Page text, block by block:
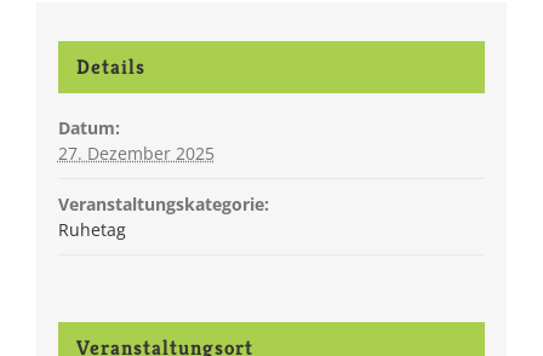
Details
Datum:
27. Dezember 2025
Veranstaltungskategorie:
Ruhetag
Veranstaltungsort